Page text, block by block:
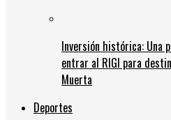
Inversión histórica: Una
entrar al RIGI para
Muerta
Deportes